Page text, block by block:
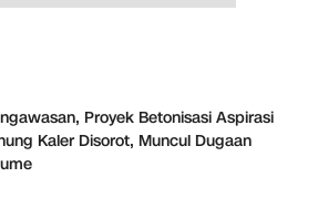
Proyek Betonisasi Aspirasi
Kaler Disorot, Muncul Dugaan